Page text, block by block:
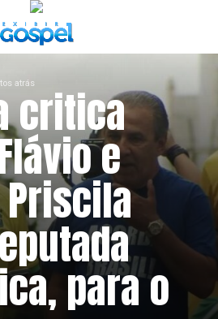
atráscritica
e
para o